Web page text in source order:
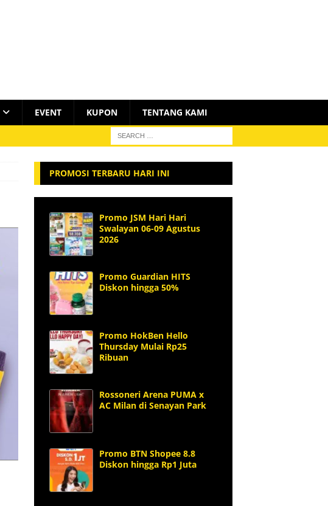
EVENT KUPON TENTANG KAMI
PROMOSI TERBARU HARI INI
Promo JSM Hari Hari
Swalayan 06-09 Agustus
2026
Promo Guardian HITS
Diskon hingga 50%
Promo HokBen Hello
Thursday Mulai Rp25
Ribuan
Rossoneri Arena PUMA x
AC Milan di Senayan Park
Promo BTN Shopee 8.8
Diskon hingga Rp1 Juta